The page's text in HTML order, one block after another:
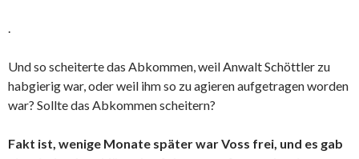
.
Und so scheiterte das Abkommen, weil Anwalt Schöttler zu
habgierig war, oder weil ihm so zu agieren aufgetragen worden
war? Sollte das Abkommen scheitern?
Fakt ist, wenige Monate später war Voss frei, und es gab